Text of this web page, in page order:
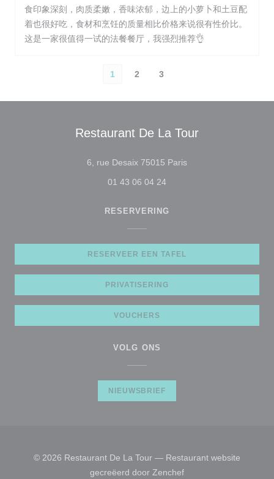
食印象深刻，肉质柔嫩，香味浓郁，边上的小萝卜和土豆配
着也很好吃，食材和烹饪的质量相比价格来说很有性价比。
这是一家很值得一试的法餐餐厅，我强烈推荐👌
1 2 3
Restaurant De La Tour
6, rue Desaix 75015 Paris((opent in een nieuw
01 43 06 04 24
RESERVERING
RESERVEER EEN TAFEL
PRIVATISERING
VOUCHERS
VOLG ONS
NIEUWSBRIEF
© 2026 Restaurant De La Tour — Restaurant website
gecreëerd door Zenchef((opent in een nieuw